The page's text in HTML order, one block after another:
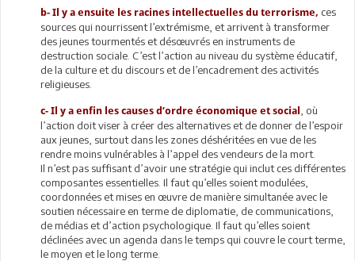
b- Il y a ensuite les racines intellectuelles du terrorisme, ces
sources qui nourrissent l’extrémisme, et arrivent à transformer
des jeunes tourmentés et désœuvrés en instruments de
destruction sociale. C’est l’action au niveau du système éducatif,
de la culture et du discours et de l’encadrement des activités
religieuses.
c- Il y a enfin les causes d’ordre économique et socia
, où
l’action doit viser à créer des alternatives et de donner de l’espoir
aux jeunes, surtout dans les zones déshéritées en vue de les
rendre moins vulnérables à l’appel des vendeurs de la mort.
Il n’est pas suffisant d’avoir une stratégie qui inclut ces différentes
composantes essentielles. Il faut qu’elles soient modulées,
coordonnées et mises en œuvre de manière simultanée avec le
soutien nécessaire en terme de diplomatie, de communications,
de médias et d’action psychologique. Il faut qu’elles soient
déclinées avec un agenda dans le temps qui couvre le court terme,
le moyen et le long terme.